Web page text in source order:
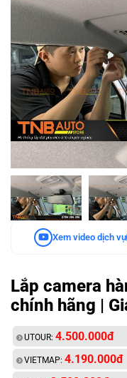
Xem video dịch vụ
Lắp camera
chính hãng |
UTOUR: 4.500.000đ
VIETMAP: 4.190.000đ